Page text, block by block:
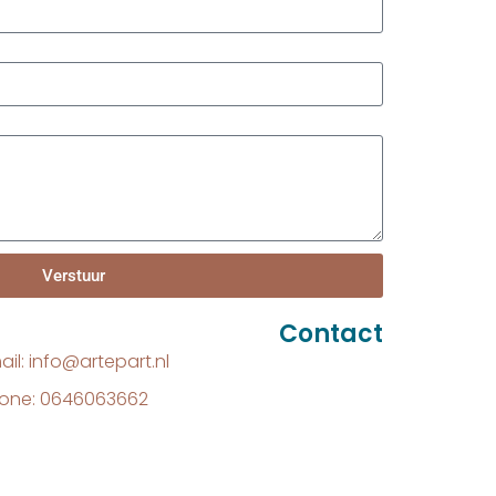
Verstuur
Contact
info@artepart.nl
0646063662